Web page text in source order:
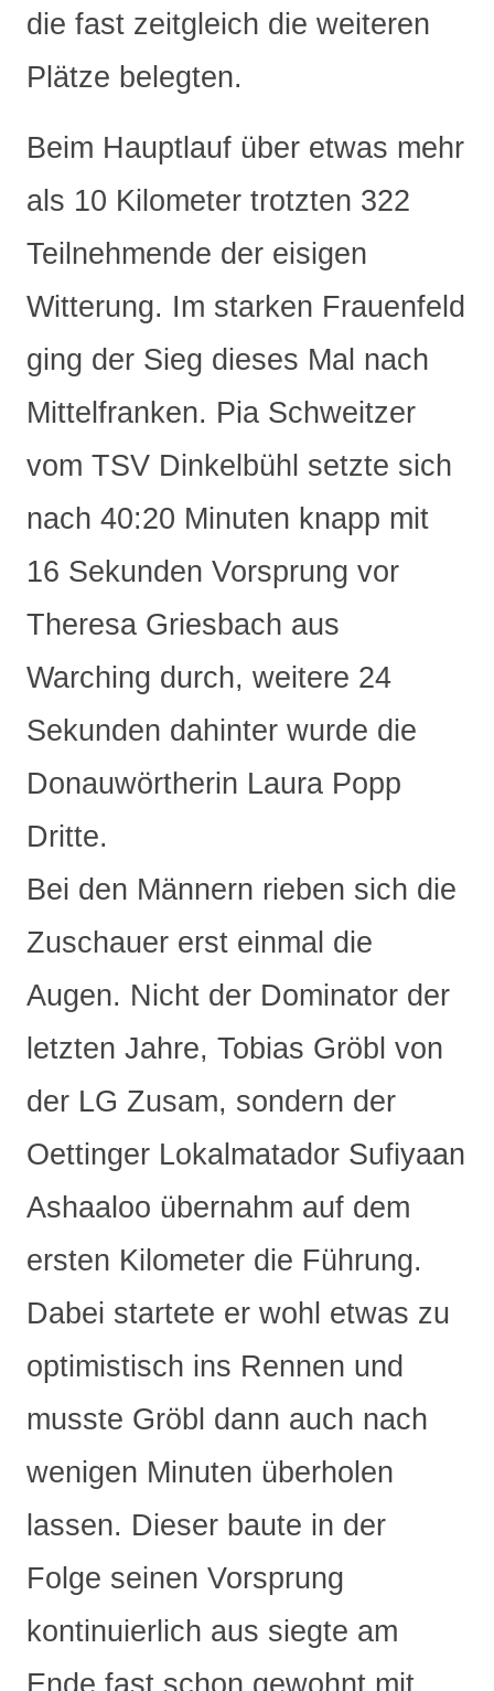
die fast zeitgleich die weiteren
Plätze belegten.
Beim Hauptlauf über etwas mehr
als 10 Kilometer trotzten 322
Teilnehmende der eisigen
Witterung. Im starken Frauenfeld
ging der Sieg dieses Mal nach
Mittelfranken. Pia Schweitzer
vom TSV Dinkelbühl setzte sich
nach 40:20 Minuten knapp mit
16 Sekunden Vorsprung vor
Theresa Griesbach aus
Warching durch, weitere 24
Sekunden dahinter wurde die
Donauwörtherin Laura Popp
Dritte.
Bei den Männern rieben sich die
Zuschauer erst einmal die
Augen. Nicht der Dominator der
letzten Jahre, Tobias Gröbl von
der LG Zusam, sondern der
Oettinger Lokalmatador Sufiyaan
Ashaaloo übernahm auf dem
ersten Kilometer die Führung.
Dabei startete er wohl etwas zu
optimistisch ins Rennen und
musste Gröbl dann auch nach
wenigen Minuten überholen
lassen. Dieser baute in der
Folge seinen Vorsprung
kontinuierlich aus siegte am
Ende fast schon gewohnt mit